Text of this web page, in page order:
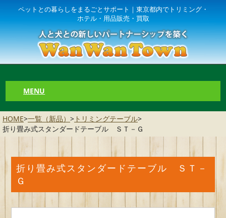
ペットとの暮らしをまるごとサポート｜東京都内でトリミング・
ホテル・用品販売・買取
MENU
HOME>一覧（新品） > トリミングテーブル>
折り畳み式スタンダードテーブル ＳＴ－Ｇ
折り畳み式スタンダードテーブル ＳＴ－
Ｇ